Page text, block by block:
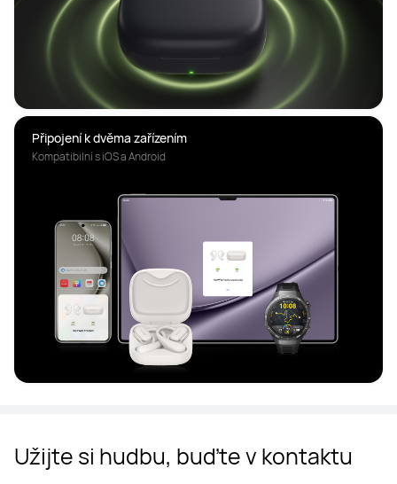
Připojení k dvěma zařízením
Kompatibilní s iOS a Android
Užijte si hudbu, buďte v kontaktu